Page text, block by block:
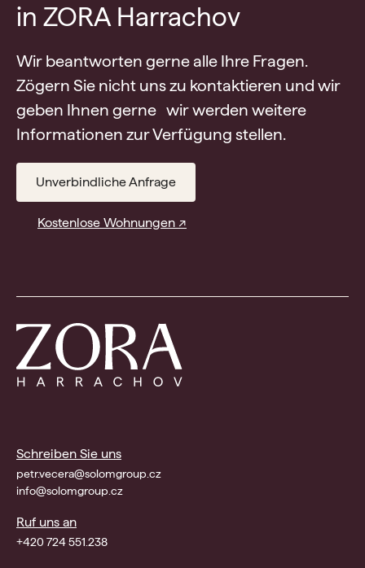
in ZORA Harrachov
Wir beantworten gerne alle Ihre Fragen.
Zögern Sie nicht uns zu kontaktieren und wir
geben Ihnen gerne wir werden weitere
Informationen zur Verfügung stellen.
Unverbindliche Anfrage
Kostenlose Wohnungen ↗
Schreiben Sie uns
petr.vecera@solomgroup.cz
info@solomgroup.cz
Ruf uns an
+420 724 551.238